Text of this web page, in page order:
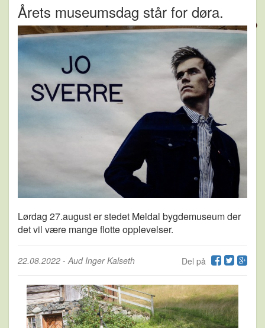
Årets museumsdag står for døra.
Lørdag 27.august er stedet Meldal bygdemuseum der
det vil være mange flotte opplevelser.
Del på
22.08.2022 - Aud Inger Kalseth